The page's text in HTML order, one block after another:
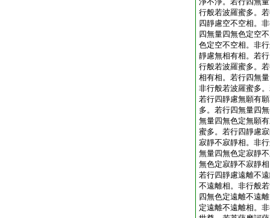
行般若波羅蜜多。
四靜慮空不空相。
四無量四無色定空
色定空不空相。非
靜慮無相有相。若
行般若波羅蜜多。
相有相。若行四無
非行般若波羅蜜多
若行四靜慮無願有
多。若行四無量四
無量四無色定無願
蜜多。若行四靜慮
寂靜不寂靜相。非
無量四無色定寂靜
無色定寂靜不寂靜
若行四靜慮遠離不
不遠離相。非行般
四無色定遠離不遠
定遠離不遠離相。